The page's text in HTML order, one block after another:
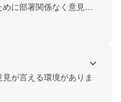
めに部署関係なく意見を
が言える環境がありま